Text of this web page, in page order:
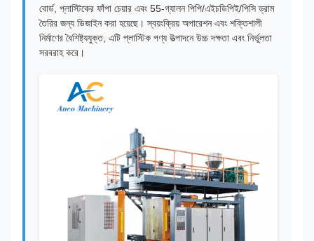
বোর্ড, প্লাস্টিকের ফাঁপা চেয়ার এবং 55-গ্যালন পিপি/এইচডিপিই/পিসি ড্রাম
তৈরির জন্য ডিজাইন করা হয়েছে। স্বয়ংক্রিয় অপারেশন এবং শক্তিশালী
নির্মাণের বৈশিষ্ট্যযুক্ত, এটি প্লাস্টিক পণ্য উত্পাদনে উচ্চ দক্ষতা এবং নির্ভুলতা
সরবরাহ করে।